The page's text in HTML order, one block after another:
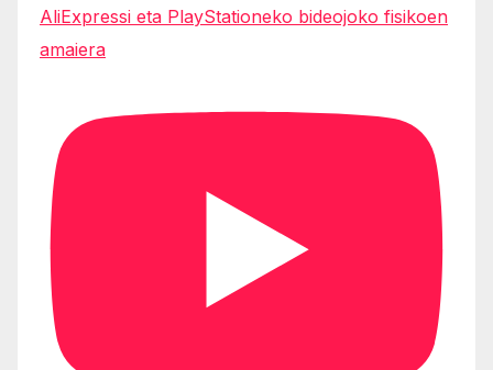
AliExpressi eta PlayStationeko bideojoko fisikoen
amaiera